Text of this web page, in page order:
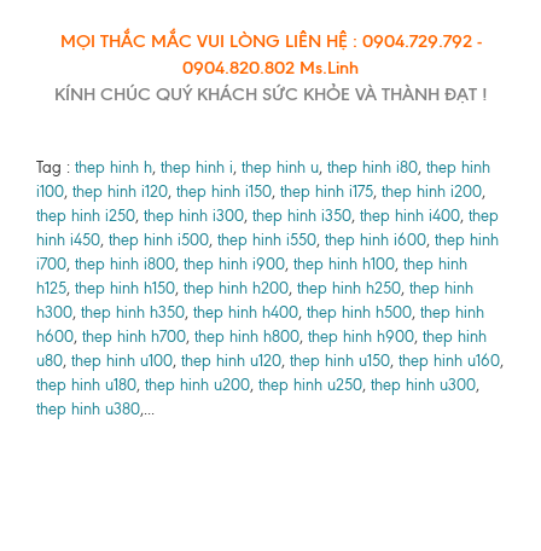
MỌI THẮC MẮC VUI LÒNG LIÊN HỆ : 0904.729.792 -
0904.820.802 Ms.Linh
KÍNH CHÚC QUÝ KHÁCH SỨC KHỎE VÀ THÀNH ĐẠT !
Tag : thep hinh h, thep hinh i, thep hinh u, thep hinh i80, thep hinh
i100, thep hinh i120, thep hinh i150, thep hinh i175, thep hinh i200,
thep hinh i250, thep hinh i300, thep hinh i350, thep hinh i400, thep
hinh i450, thep hinh i500, thep hinh i550, thep hinh i600, thep hinh
i700, thep hinh i800, thep hinh i900, thep hinh h100, thep hinh
h125, thep hinh h150, thep hinh h200, thep hinh h250, thep hinh
h300, thep hinh h350, thep hinh h400, thep hinh h500, thep hinh
h600, thep hinh h700, thep hinh h800, thep hinh h900, thep hinh
u80, thep hinh u100, thep hinh u120, thep hinh u150, thep hinh u160,
thep hinh u180, thep hinh u200, thep hinh u250, thep hinh u300,
thep hinh u380,...